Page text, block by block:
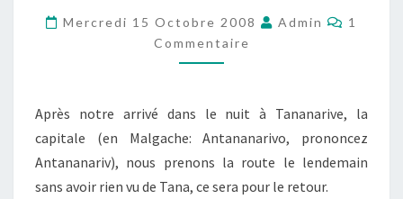
–
Mercredi 15 Octobre 2008 Admin
1
Commentaire
Après notre arrivé dans le nuit à Tananarive, la
capitale (en Malgache: Antananarivo, prononcez
Antananariv), nous prenons la route le lendemain
sans avoir rien vu de Tana, ce sera pour le retour.